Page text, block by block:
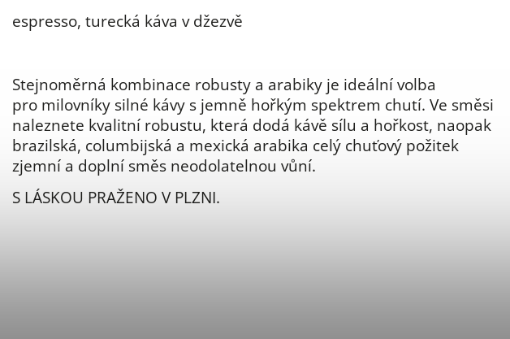
espresso, turecká káva v džezvě
Stejnoměrná kombinace robusty a arabiky je ideální volba
pro milovníky silné kávy s jemně hořkým spektrem chutí. Ve směsi
naleznete kvalitní robustu, která dodá kávě sílu a hořkost, naopak
brazilská, columbijská a mexická arabika celý chuťový požitek
zjemní a doplní směs neodolatelnou vůní.
S LÁSKOU PRAŽENO V PLZNI.